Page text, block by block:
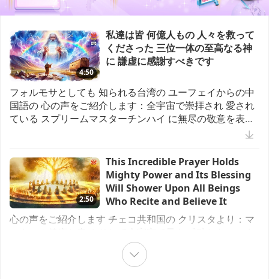
ビーガン料理番組
22:17
記憶に残る味 インドネシアのビー
ガンガドガド(サラダ)
ビーガン料理番組
15:57
ドイツの伝統料理 全二回の前編ー
ビーガン料理番組
もっと観る
22:31
黄金時代の 予言 パート７４― 地球
の最後の救世主 サオシャントに関
する ゾロアスター教の予言
地球に関する古代の預言シリーズ
黄金時代の予言パート105― 中国の
予言における偉大な聖人
Prophecies of the End Times
18:35
黄金時代の予言 パート72― フィル
レーンＪｒ長老のアメリカ先住民の
黄金時代の予言 パート６２―アリ
(Formosa)
選択されたニュース
Sharing the Vegan Solution at
COP 30
4:50
私達は皆 何億人もの 人々を救って
くださった 三位一体の至高なる神
に 謙虚に感謝すべきです
フォルモサとしても 知られる台湾の ユーフェイからの中
国語の 心の声をご紹介します：全宇宙で崇拝され 愛され
ている スプリームマスターチンハイ に無尽の敬意を表し
ます 私は台湾(フォルモサ)に 住んでおり新地道場に 近い
見られていません ところが２０２５年６月 ６日から９月
２２日まで の間に 新地道場周辺では 虹が１２回現れまし
た これは過去６年間の 合計よりも多く 非常に珍しいこと
です！ これは この重要な時期に おけるマスターの特別な
祝福の兆候だと思います観音瞑想中に 台湾(フォルモサ)の
東半分全体が海に沈み 西半分の細長い 陸地だけが残ると
山の噴火が地球の地殻 に大きな変化を引き起こして いる
のを更に見ました 日本は沈没し 台湾(フォルモサ
2:50
This Incredible Prayer Holds
Mighty Power and Its Blessing
Will Shower Upon All Beings
Who Recite and Believe It
心の声をご紹介します チェコ共和国の クリスタより：マ
ーである ことを祈ります 一瞬一瞬 私達は貴方と 同じ方向
を見ています 貴方を愛し 心から貴方に 感謝しています ど